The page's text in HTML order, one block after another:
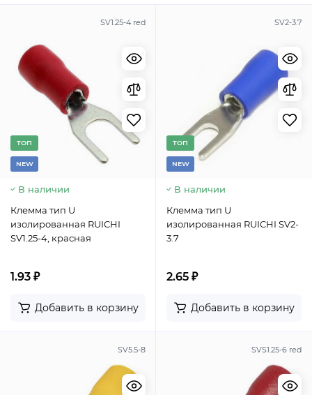
SV1.25-4 red
TОП
NEW
В наличии
Клемма тип U
изолированная RUICHI
SV1.25-4, красная
1.93 ₽
Добавить в корзину
SV2-3.7
TОП
NEW
В наличии
Клемма тип U
изолированная RUICHI SV2-
3.7
2.65 ₽
Добавить в корзину
SV5.5-8 SVS1.25-6 red